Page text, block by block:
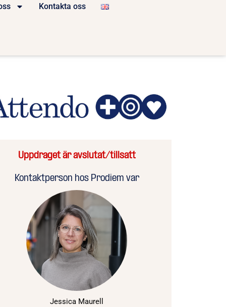
Kontakta oss
Uppdraget är avslutat/tillsatt
Kontaktperson hos Prodiem var
Jessica Maurell